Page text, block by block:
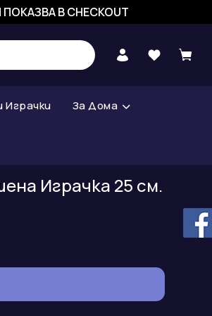
В CHECKOUT
За Дома
Играчка 25 см.